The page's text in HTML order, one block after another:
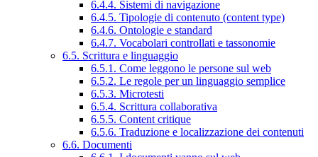
6.4.4. Sistemi di navigazione
6.4.5. Tipologie di contenuto (content type)
6.4.6. Ontologie e standard
6.4.7. Vocabolari controllati e tassonomie
6.5. Scrittura e linguaggio
6.5.1. Come leggono le persone sul web
6.5.2. Le regole per un linguaggio semplice
6.5.3. Microtesti
6.5.4. Scrittura collaborativa
6.5.5. Content critique
6.5.6. Traduzione e localizzazione dei contenuti
6.6. Documenti